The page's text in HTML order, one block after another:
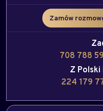
Zamów
708 788
Z Polski
224 179